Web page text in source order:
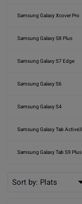
Samsung Galaxy Xcover Pro
Samsung Galaxy S8 Plus
Samsung Galaxy S7 Edge
Samsung Galaxy S6
Samsung Galaxy S4
Samsung Galaxy Tab Active3
Samsung Galaxy Tab S9 Plus
Sort by: Plats